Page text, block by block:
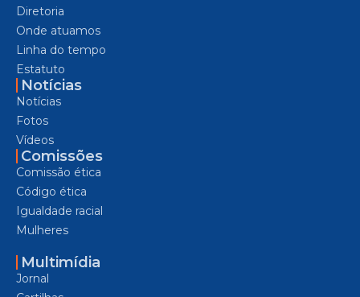
Diretoria
Onde atuamos
Linha do tempo
Estatuto
Notícias
Notícias
Fotos
Vídeos
Comissões
Comissão ética
Código ética
Igualdade racial
Mulheres
Multimídia
Jornal